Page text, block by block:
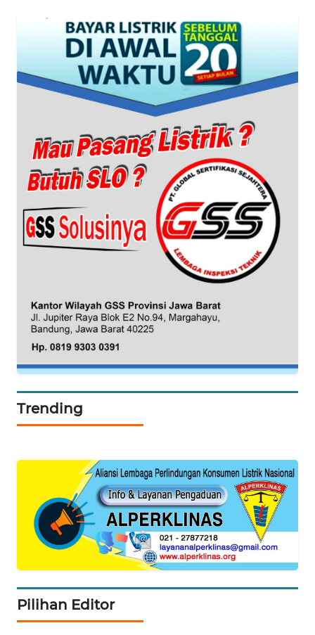
Trending
Pilihan Editor
WAHANA
WAHANANEWS
ID
WAHANANEWS
NET
WAHANA
SPORT
WAHANA
SELEB
PERSONA
HEALTH
WAHANA
DESA
LAPAK